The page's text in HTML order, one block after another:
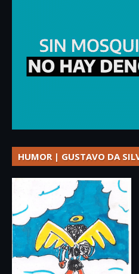
HUMOR | GUSTAVO DA